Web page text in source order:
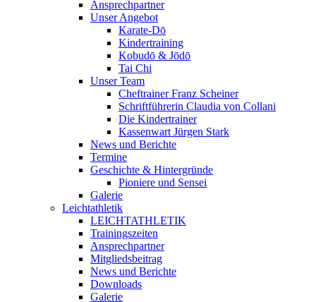
Ansprechpartner
Unser Angebot
Karate-Dō
Kindertraining
Kobudō & Jōdō
Tai Chi
Unser Team
Cheftrainer Franz Scheiner
Schriftführerin Claudia von Collani
Die Kindertrainer
Kassenwart Jürgen Stark
News und Berichte
Termine
Geschichte & Hintergründe
Pioniere und Sensei
Galerie
Leichtathletik
LEICHTATHLETIK
Trainingszeiten
Ansprechpartner
Mitgliedsbeitrag
News und Berichte
Downloads
Galerie